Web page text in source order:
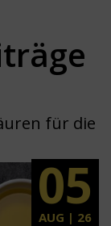
für die
05
AUG | 26